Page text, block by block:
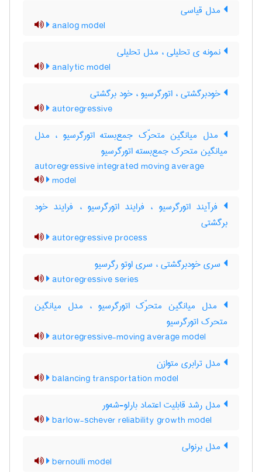
مدل قیاسی
analog model
نمونه ی تحلیلی ، مدل تحلیلی
analytic model
خودبرگشتی ، اتورگرسیو ، خود برگشتی
autoregressive
مدل میانگین متحرّک جمع‌بسته اتورگرسیو ، مدل
میانگین متحرک جمع‌بسته اتورگرسیو
autoregressive integrated moving average
model
فرآیند اتورگرسیو ، فرایند اتورگرسیو ، فرایند خود
برگشتی
autoregressive process
سری خودبرگشتی ، سری اوتو رگرسیو
autoregressive series
مدل میانگین متحرّک اتورگرسیو ، مدل میانگین
متحرک اتورگرسیو
autoregressive-moving average model
مدل ترابری متوازن
balancing transportation model
مدل رشد قابلیت اعتماد بارلو-شه‌ور
barlow-schever reliability growth model
مدل برنولی
bernoulli model